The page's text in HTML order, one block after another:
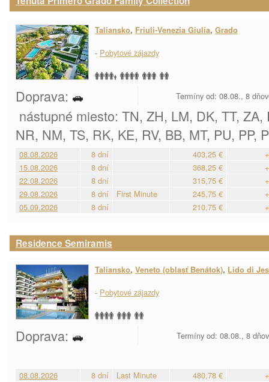
Taliansko, Friuli-Venezia Giulia, Grado
- Pobytové zájazdy
Doprava: Termíny od: 08.08., 8
nástupné miesto: TN, ZH, LM, DK, TT,
NR, NM, TS, RK, KE, RV, BB, MT, PU, PP,
08.08.2026 8 dní 403,25 €
15.08.2026
8 dní 368,25 €
22.08.2026
8 dní 315,75 €
29.08.2026
8 dní First Minute 245,75 €
05.09.2026
8 dní 210,75 €
Residence Semiramis
Taliansko, Veneto (oblasť Benátok), Lido di
- Pobytové zájazdy
Doprava: Termíny od: 08.08., 8
08.08.2026 8 dní Last Minute 480,78 €